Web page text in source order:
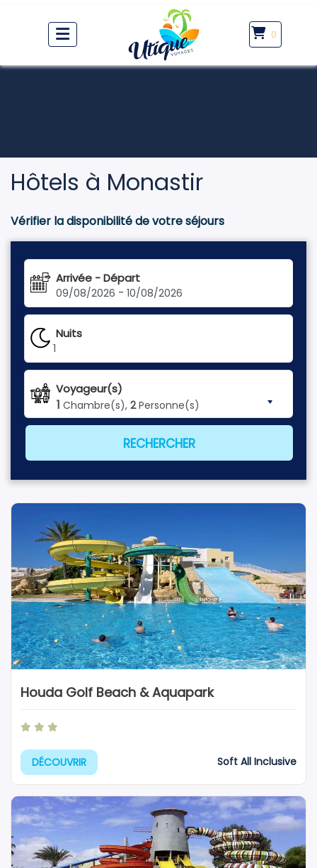
0
Hôtels à Monastir
Vérifier la disponibilité de votre séjours
Arrivée - Départ
09/08/2026 - 10/08/2026
Nuits
1
Voyageur(s)
1 Chambre(s), 2Personne(s)
RECHERCHER
Houda Golf Beach & Aquapark
DÉCOUVRIR Soft All Inclusive